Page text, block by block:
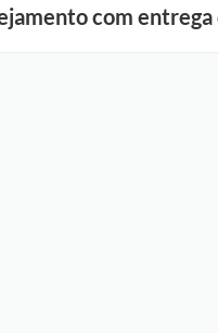
com entrega